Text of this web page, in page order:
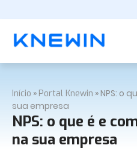
Início » Portal Knewin »NPS: o
sua empresa
NPS: o que é e
na sua empresa